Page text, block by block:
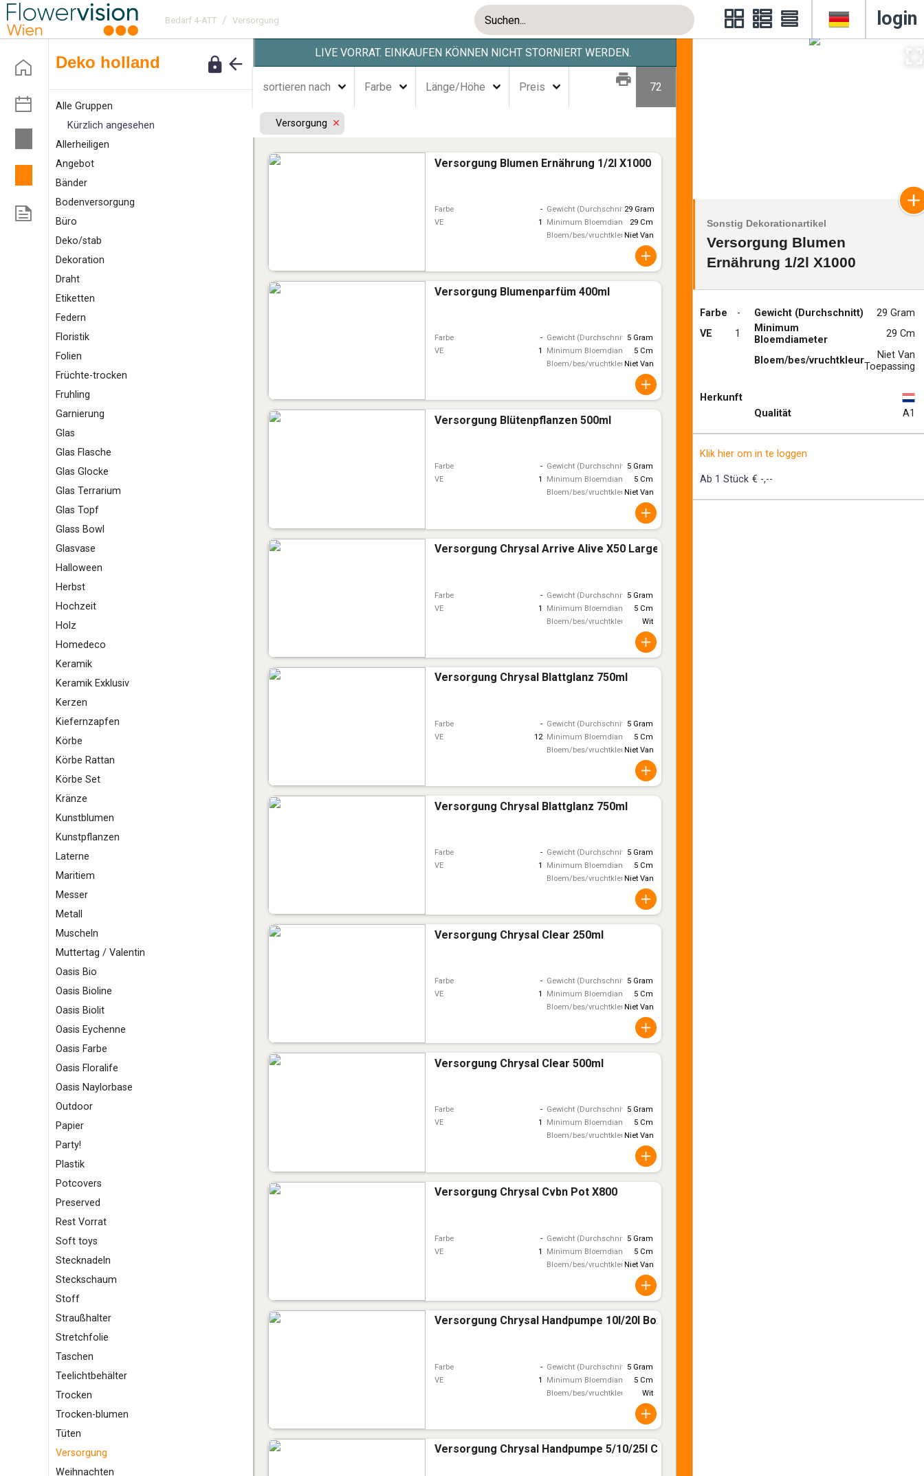
Bedarf 4-ATT / Versorgung login
deko holland
Alle Gruppen
Kürzlich angesehen
A llerheiligen
Angebot
Bänder
Bodenversorgung
Büro
Deko/stab
Dekoration
Draht
Etiketten
Federn
Floristik
Folien
Früchte-trocken
Fruhling
Garnierung
Glas
Glas Flasche
Glas Glocke
Glas Terrarium
Glas Topf
Glass Bowl
Glasvase
Halloween
Herbst
Hochzeit
Holz
Homedeco
Keramik
Keramik Exklusiv
Kerzen
Kiefernzapfen
Körbe
Körbe Rattan
Körbe Set
Kränze
Kunstblumen
Kunstpflanzen
Laterne
Maritiem
Messer
Metall
Muscheln
Muttertag / Valentin
Oasis Bio
Oasis Bioline
Oasis Biolit
Oasis Eychenne
Oasis Farbe
Oasis Floralife
Oasis Naylorbase
Outdoor
Papier
Party!
Plastik
Potcovers
Preserved
Rest Vorrat
Soft toys
Stecknadeln
Steckschaum
Stoff
Straußhalter
Stretchfolie
Taschen
Teelichtbehälter
Trocken
Trocken-blumen
Tüten
Versorgung
Weihnachten
Sonstig Dekorationartikel
Versorgung Blumen
Ernährung 1/2l X1000
Farbe - Gewicht (Durchschnitt)
29 Gram
VE
1
Minimum
Bloemdiameter
29 Cm
Bloem/bes/vruchtkleur
Niet Van
Toepassing
Herkunft
Qualität
A1
Klik hier om in te loggen
Ab 1 Stück € -,--
LIVE VORRAT. EINKAUFEN KÖNNEN NICHT STORNIERT WERDEN.
sortieren nach Farbe Länge/Höhe Preis 72
Versorgung
Versorgung Blumen Ernährung 1/2l X1000
Farbe - Gewicht (Durchschnitt)29 Gram
VE
1 Minimum Bloemdiameter29 Cm
Bloem/bes/vruchtkleurNiet Van Toepassing
Versorgung Blumenparfüm 400ml
Farbe - Gewicht (Durchschnitt)5 Gram
VE
1 Minimum Bloemdiameter5 Cm
Bloem/bes/vruchtkleurNiet Van Toepassing
Versorgung Blütenpflanzen 500ml
Farbe - Gewicht (Durchschnitt)5 Gram
VE
1 Minimum Bloemdiameter5 Cm
Bloem/bes/vruchtkleurNiet Van Toepassing
Versorgung Chrysal Arrive Alive X50 Large
Farbe - Gewicht (Durchschnitt)5 Gram
VE
1 Minimum Bloemdiameter5 Cm
Bloem/bes/vruchtkleur
Wit
Versorgung Chrysal Blattglanz 750ml
Farbe - Gewicht (Durchschnitt)5 Gram
VE
12 Minimum Bloemdiameter5 Cm
Bloem/bes/vruchtkleurNiet Van Toepassing
Versorgung Chrysal Blattglanz 750ml
Farbe - Gewicht (Durchschnitt)5 Gram
VE
1 Minimum Bloemdiameter5 Cm
Bloem/bes/vruchtkleurNiet Van Toepassing
Versorgung Chrysal Clear 250ml
Farbe - Gewicht (Durchschnitt)5 Gram
VE
1 Minimum Bloemdiameter5 Cm
Bloem/bes/vruchtkleurNiet Van Toepassing
Versorgung Chrysal Clear 500ml
Farbe - Gewicht (Durchschnitt)5 Gram
VE
1 Minimum Bloemdiameter5 Cm
Bloem/bes/vruchtkleurNiet Van Toepassing
Versorgung Chrysal Cvbn Pot X800
Farbe - Gewicht (Durchschnitt)5 Gram
VE
1 Minimum Bloemdiameter5 Cm
Bloem/bes/vruchtkleurNiet Van Toepassing
Versorgung Chrysal Handpumpe 10l/20l Box
Farbe - Gewicht (Durchschnitt)5 Gram
VE
1 Minimum Bloemdiameter5 Cm
Bloem/bes/vruchtkleur
Wit
Versorgung Chrysal Handpumpe 5/10/25l Can